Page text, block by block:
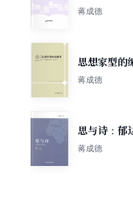
蒋成德
思想家型的
梁启超、鲁
蒋成德
思与诗：郁
蒋成德